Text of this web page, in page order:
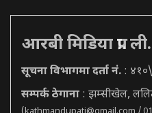
आरबी मिडिया प्रा. ली.
सूचना विभागमा दर्ता नं. :
सम्पर्क ठेगाना : झम्सीखेल,